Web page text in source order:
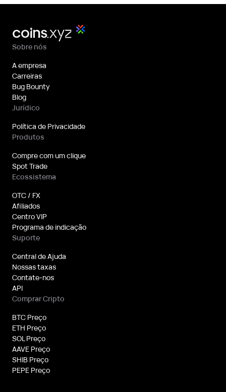
Sobre nós
A empresa
Carreiras
Bug Bounty
Blog
Jurídico
Política de Privacidade
Produtos
Compre com um clique
Spot Trade
Ecossistema
OTC / FX
Afiliados
Centro VIP
Programa de indicação
Suporte
Central de Ajuda
Nossas taxas
Contate-nos
API
Comprar Cripto
BTC Preço
ETH Preço
SOL Preço
AAVE Preço
SHIB Preço
PEPE Preço